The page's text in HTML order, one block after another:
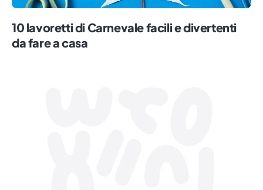
10 lavoretti di Carnevale facili e divertenti
da fare a casa